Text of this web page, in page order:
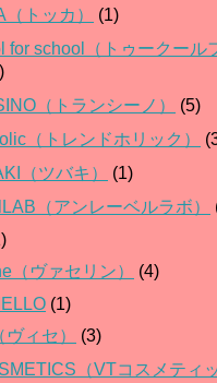
トッカ）
(1)
for school（トゥークール
（トランシーノ）
(5)
（トレンドホリック）
（ツバキ）
(1)
（アンレーベルラボ）
（ヴァセリン）
(4)
(1)
ィセ）
(3)
（VTコスメティ